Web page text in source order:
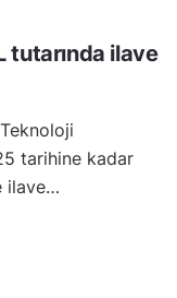
tutarında ilave
tarihine kadar
ilave…